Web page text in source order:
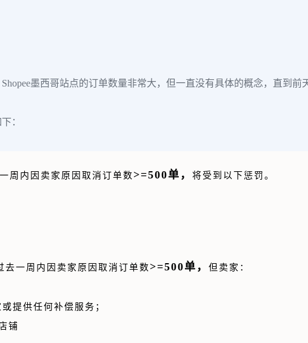
墨西哥站点的订单数量非常大，但一直没有具体的概念，直到
：
周内因卖家原因取消订单数>=500单， 将受到以下惩罚。
去一周内因卖家原因取消订单数>=500单， 但卖家：
提供任何补偿服务；
铺